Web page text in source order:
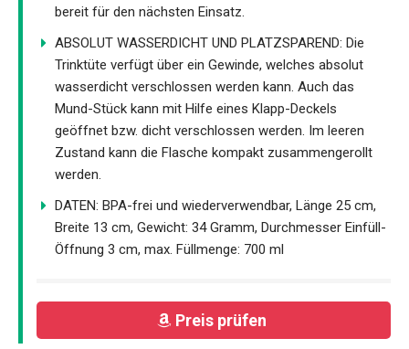
bereit für den nächsten Einsatz.
ABSOLUT WASSERDICHT UND PLATZSPAREND: Die
Trinktüte verfügt über ein Gewinde, welches absolut
wasserdicht verschlossen werden kann. Auch das
Mund-Stück kann mit Hilfe eines Klapp-Deckels
geöffnet bzw. dicht verschlossen werden. Im leeren
Zustand kann die Flasche kompakt zusammengerollt
werden.
DATEN: BPA-frei und wiederverwendbar, Länge 25 cm,
Breite 13 cm, Gewicht: 34 Gramm, Durchmesser Einfüll-
Öffnung 3 cm, max. Füllmenge: 700 ml
Preis prüfen